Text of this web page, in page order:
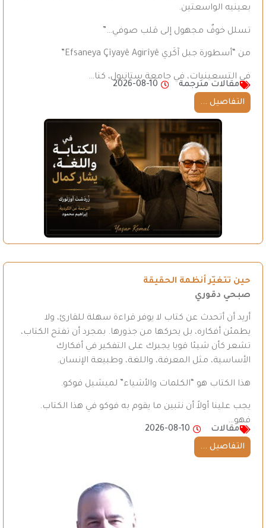
بعينيه الواسعتين.
تسلل خوفٌ مجهول إلى قلب صوفي…”
من “أسطورة جبل آكَري Efsaneya Çîyayê Agirîyê”
في التسعينيات، في جامعة ستانبول، كنا…
مقالات مترجمة
2026-08-10
التفاصيل ...
حين تتغيّر أنظمة الحقيقة
صبحي دقوري
أريد أن أتحدث عن كتاب لا يوفر قراءة سهلة للقارئ، ولا
يطمئن أفكاره، بل يحركها من جذورها. بمجرد أن تفتح الكتاب،
تشعر كأن شيئا قويا يجبرك على التفكير في أفكارك
الأساسية، مثل المعرفة، واللغة، وطبيعة الإنسان.
هذا الكتاب هو “الكلمات والأشياء” لميشيل فوكو.
يجب علينا أولاً أن نتبين ما يقوم به فوكو في هذا الكتاب.
فهو…
مقالات
2026-08-10
التفاصيل ...